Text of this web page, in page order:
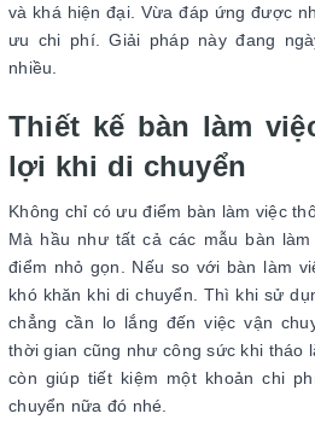
và khá hiện đại. Vừa đáp ứng được
ưu chi phí. Giải pháp này đang
nhiều.
Thiết kế bàn làm
lợi khi di chuyển
Không chỉ có ưu điểm bàn làm việc
Mà hầu như tất cả các mẫu bàn
điểm nhỏ gọn. Nếu so với bàn làm
khó khăn khi di chuyển. Thì khi sử
chẳng cần lo lắng đến việc vận
thời gian cũng như công sức khi tháo
còn giúp tiết kiệm một khoản chi
chuyển nữa đó nhé.